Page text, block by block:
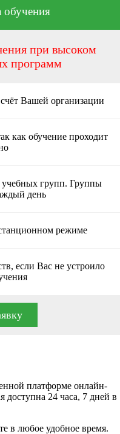
при высоком
программ
Вашей организации
как обучение проходит
групп. Группы
день
режиме
если Вас не устроило
платформе онлайн-
24 часа, 7 дней в
в любое удобное время.